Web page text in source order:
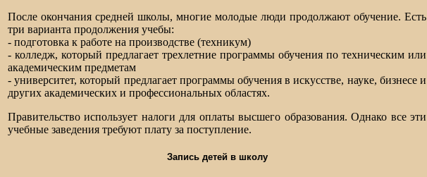
После окончания средней школы, многие молодые люди продолжают обучение. Есть
три варианта продолжения учебы:
- подготовка к работе на производстве (техникум)
- колледж, который предлагает трехлетние программы обучения по техническим или
академическим предметам
- университет, который предлагает программы обучения в искусстве, науке, бизнесе и
других академических и профессиональных областях.
Правительство использует налоги для оплаты высшего образования. Однако все эти
учебные заведения требуют плату за поступление.
Запись детей в школу